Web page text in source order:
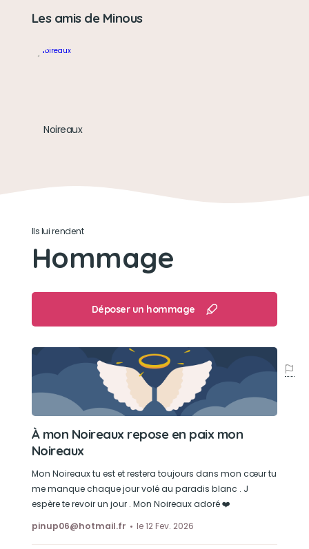
chat
Son jouet préféré
Les amis de Minous
Noireaux
Ils lui rendent
Hommage
Déposer un hommage
À mon Noireaux repose en paix mon
Noireaux
Mon Noireaux tu est et restera toujours dans mon cœur tu
me manque chaque jour volé au paradis blanc . J
espère te revoir un jour . Mon Noireaux adoré ❤️
pinup06@hotmail.fr
le 12 Fev. 2026